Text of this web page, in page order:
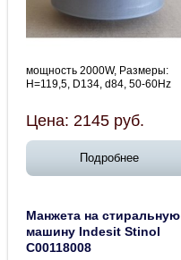
мощность 2000W, Размеры:
H=119,5, D134, d84, 50-60Hz
Цена: 2145 руб.
Подробнее
Манжета на стиральную
машину Indesit Stinol
C00118008